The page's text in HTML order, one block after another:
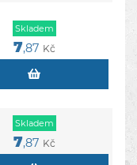
Skladem
7,87 Kč
Skladem
7,87 Kč